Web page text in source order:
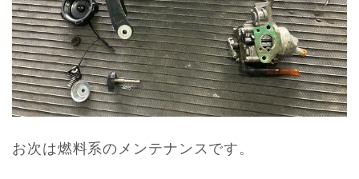
お次は燃料系のメンテナンスです。